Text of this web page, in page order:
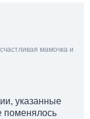
мамочка и
указанные
поменялось